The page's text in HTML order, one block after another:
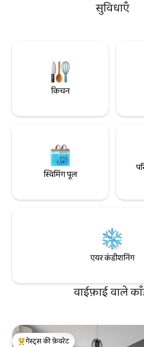
सुविधाएँ
किचन
स्विमिंग पूल
एयर कंडीशनिंग
वाईफ़ाई वाले
गेस्ट्स की फ़ेवरेट